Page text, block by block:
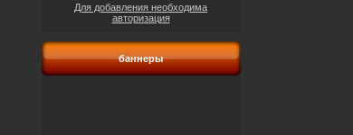
Для добавления необходима
авторизация
баннеры